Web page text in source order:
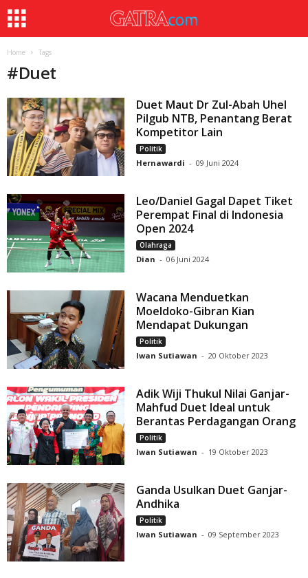
Home Tags
#Duet
Duet Maut Dr Zul-Abah Uhel
Pilgub NTB, Penantang Berat
Kompetitor Lain
Politik
Hernawardi - 09 Juni 2024
Leo/Daniel Gagal Dapet Tiket
Perempat Final di Indonesia
Open 2024
Olahraga
Dian - 06 Juni 2024
Wacana Menduetkan
Moeldoko-Gibran Kian
Mendapat Dukungan
Politik
Iwan Sutiawan - 20 Oktober 2023
Adik Wiji Thukul Nilai Ganjar-
Mahfud Duet Ideal untuk
Berantas Perdagangan Orang
Politik
Iwan Sutiawan - 19 Oktober 2023
Ganda Usulkan Duet Ganjar-
Andhika
Politik
Iwan Sutiawan - 09 September 2023